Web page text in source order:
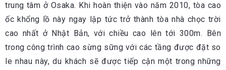
trung tâm ở Osaka. Khi hoàn thiện vào năm 2010, tòa cao
ốc khổng lồ này ngay lập tức trở thành tòa nhà chọc trời
cao nhất ở Nhật Bản, với chiều cao lên tới 300m. Bên
trong công trình cao sừng sững với các tầng được đặt so
le nhau này, du khách sẽ được tiếp cận một trong những